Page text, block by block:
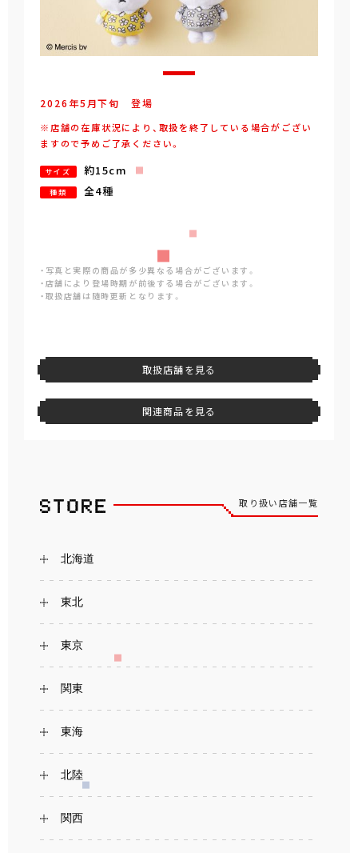
2026年5 月下旬 登場
※店舗の在庫状況により、取扱を終了している場合がござい
ますので予めご了承ください。
サイズ 約15cm
種類 全4種
・写真と実際の商品が多少異なる場合がございます。
・店舗により登場時期が前後する場合がございます。
・取扱店舗は随時更新となります。
取扱店舗を見る
関連商品を見る
取り扱い店舗一覧
北海道
東北
東京
関東
東海
北陸
関西